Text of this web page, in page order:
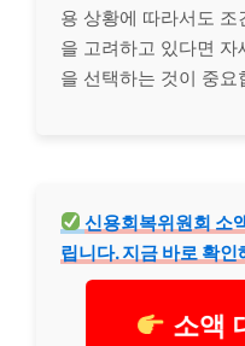
용 상황에 따라서도
을 고려하고 있다면
을 선택하는 것이 중요
신용회복위원회 소
립니다. 지금 바로 확인
소액